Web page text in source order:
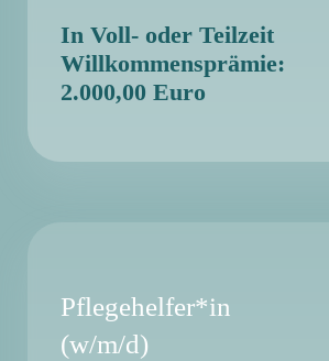
In Voll- oder Teilzeit
Willkommensprämie:
2.000,00 Euro
Pflegehelfer*in
(w/m/d)